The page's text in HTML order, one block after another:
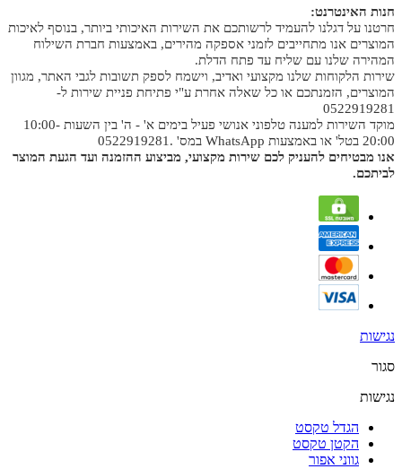
חנות האינטרנט:
חרטנו על דגלנו להעמיד לרשותכם את השירות האיכותי ביותר, בנוסף לאיכות
המוצרים אנו מתחייבים לזמני אספקה מהירים, באמצעות חברת השילוח
המהירה שלנו עם שליח עד פתח הדלת.
שירות הלקוחות שלנו מקצועי ואדיב, וישמח לספק תשובות לגבי האתר, מגוון
המוצרים, הזמנתכם או כל שאלה אחרת ע"י פתיחת פניית שירות ל-
0522919281
מוקד השירות למענה טלפוני אנושי פעיל בימים א' - ה' בין השעות 10:00-
20:00 בטל' או באמצעות WhatsApp במס' .0522919281
אנו מבטיחים להעניק לכם שירות מקצועי, מביצוע ההזמנה ועד הגעת המוצר
לביתכם.
נגישות
סגור
נגישות
הגדל טקסט
הקטן טקסט
גווני אפור